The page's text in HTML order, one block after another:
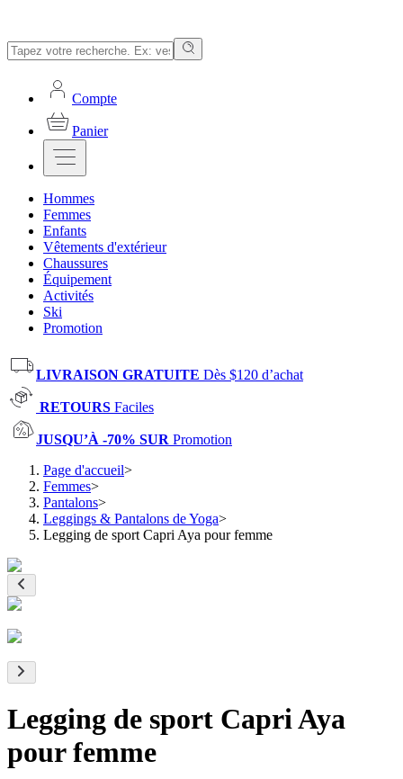
Compte
Panier
Hommes
Femmes
Enfants
Vêtements d'extérieur
Chaussures
Équipement
Activités
Ski
Promotion
LIVRAISON GRATUITE Dès $120 d’achat
RETOURS Faciles
JUSQU’À -70% SUR Promotion
Page d'accueil>
Femmes>
Pantalons>
Leggings & Pantalons de Yoga>
Legging de sport Capri Aya pour femme
Legging de sport Capri Aya
pour femme